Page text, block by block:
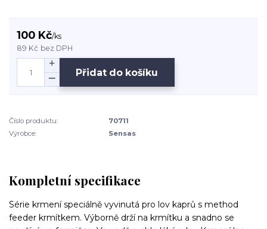
100 Kč/ks
89 Kč bez DPH
Přidat do košíku
Číslo produktu:
70711
Výrobce:
Sensas
Kompletní specifikace
Série krmení speciálně vyvinutá pro lov kaprů s method
feeder krmítkem. Výborně drží na krmítku a snadno se